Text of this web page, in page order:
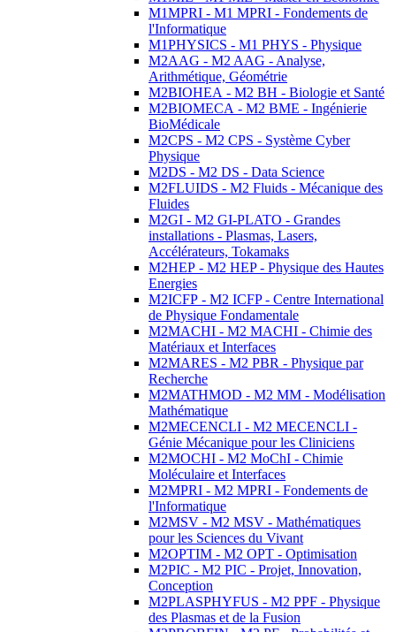
M1MPRI - M1 MPRI - Fondements de
l'Informatique
M1PHYSICS - M1 PHYS - Physique
M2AAG - M2 AAG - Analyse,
Arithmétique, Géométrie
M2BIOHEA - M2 BH - Biologie et Santé
M2BIOMECA - M2 BME - Ingénierie
BioMédicale
M2CPS - M2 CPS - Système Cyber
Physique
M2DS - M2 DS - Data Science
M2FLUIDS - M2 Fluids - Mécanique des
Fluides
M2GI - M2 GI-PLATO - Grandes
installations - Plasmas, Lasers,
Accélérateurs, Tokamaks
M2HEP - M2 HEP - Physique des Hautes
Energies
M2ICFP - M2 ICFP - Centre International
de Physique Fondamentale
M2MACHI - M2 MACHI - Chimie des
Matériaux et Interfaces
M2MARES - M2 PBR - Physique par
Recherche
M2MATHMOD - M2 MM - Modélisation
Mathématique
M2MECENCLI - M2 MECENCLI -
Génie Mécanique pour les Cliniciens
M2MOCHI - M2 MoChI - Chimie
Moléculaire et Interfaces
M2MPRI - M2 MPRI - Fondements de
l'Informatique
M2MSV - M2 MSV - Mathématiques
pour les Sciences du Vivant
M2OPTIM - M2 OPT - Optimisation
M2PIC - M2 PIC - Projet, Innovation,
Conception
M2PLASPHYFUS - M2 PPF - Physique
des Plasmas et de la Fusion